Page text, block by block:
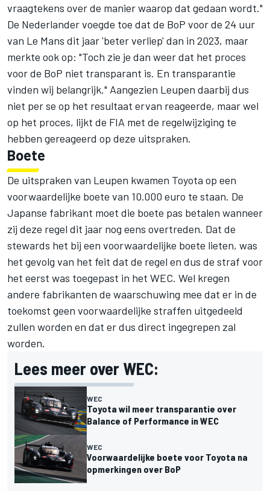
vraagtekens over de manier waarop dat gedaan wordt."
De Nederlander voegde toe dat de BoP voor de 24 uur
van Le Mans dit jaar 'beter verliep' dan in 2023, maar
merkte ook op: "Toch zie je dan weer dat het proces
voor de BoP niet transparant is. En transparantie
vinden wij belangrijk." Aangezien Leupen daarbij dus
niet per se op het resultaat ervan reageerde, maar wel
op het proces, lijkt de FIA met de regelwijziging te
hebben gereageerd op deze uitspraken.
Boete
De uitspraken van Leupen kwamen Toyota op een
voorwaardelijke boete van 10.000 euro te staan. De
Japanse fabrikant moet die boete pas betalen wanneer
zij deze regel dit jaar nog eens overtreden. Dat de
stewards het bij een voorwaardelijke boete lieten, was
het gevolg van het feit dat de regel en dus de straf voor
het eerst was toegepast in het WEC. Wel kregen
andere fabrikanten de waarschuwing mee dat er in de
toekomst geen voorwaardelijke straffen uitgedeeld
zullen worden en dat er dus direct ingegrepen zal
worden.
Lees meer over WEC:
WEC
Toyota wil meer transparantie over
Balance of Performance in WEC
WEC
Voorwaardelijke boete voor Toyota na
opmerkingen over BoP